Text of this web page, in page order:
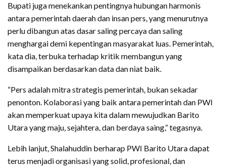
Bupati juga menekankan pentingnya hubungan harmonis
antara pemerintah daerah dan insan pers, yang menurutnya
perlu dibangun atas dasar saling percaya dan saling
menghargai demi kepentingan masyarakat luas. Pemerintah,
kata dia, terbuka terhadap kritik membangun yang
disampaikan berdasarkan data dan niat baik.
“Pers adalah mitra strategis pemerintah, bukan sekadar
penonton. Kolaborasi yang baik antara pemerintah dan PWI
akan memperkuat upaya kita dalam mewujudkan Barito
Utara yang maju, sejahtera, dan berdaya saing,” tegasnya.
Lebih lanjut, Shalahuddin berharap PWI Barito Utara dapat
terus menjadi organisasi yang solid, profesional, dan